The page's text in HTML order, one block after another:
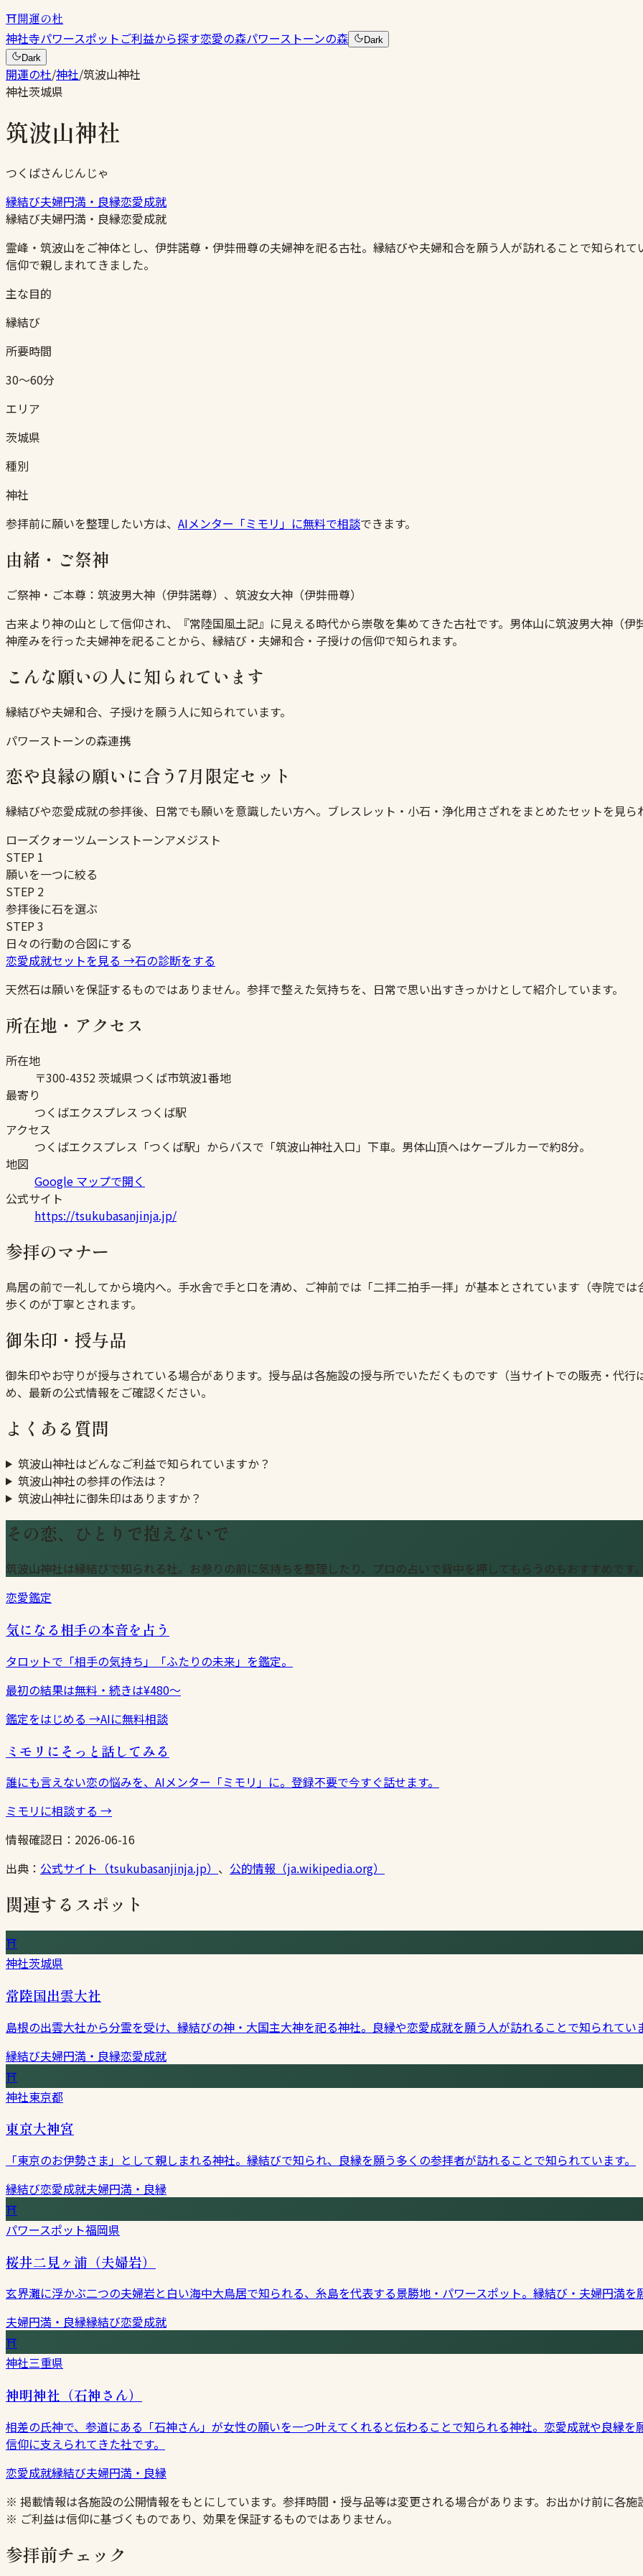
⛩開運の杜
神社寺パワースポットご利益から探す恋愛の森パワーストーンの森
Dark
Dark
開運の杜/神社/筑波山神社
神社茨城県
筑波山神社
つくばさんじんじゃ
縁結び夫婦円満・良縁恋愛成就
縁結び夫婦円満・良縁恋愛成就
霊峰・筑波山をご神体とし、伊弉諾尊・伊弉冊尊の夫婦神を祀る古社。縁結びや夫婦和合を願う人が訪れることで知られ
信仰で親しまれてきました。
主な目的
縁結び
所要時間
30〜60分
エリア
茨城県
種別
神社
参拝前に願いを整理したい方は、 AIメンター「ミモリ」に無料で相談できます。
由緒・ご祭神
ご祭神・ご本尊： 筑波男大神（伊弉諾尊）、筑波女大神（伊弉冊尊）
古来より神の山として信仰され、『常陸国風土記』に見える時代から崇敬を集めてきた古社です。男体山に筑波男大神（
神産みを行った夫婦神を祀ることから、縁結び・夫婦和合・子授けの信仰で知られます。
こんな願いの人に知られています
縁結びや夫婦和合、子授けを願う人に知られています。
パワーストーンの森連携
恋や良縁の願いに合う7月限定セット
縁結びや恋愛成就の参拝後、日常でも願いを意識したい方へ。ブレスレット・小石・浄化用さざれをまとめたセットを見ら
ローズクォーツムーンストーンアメジスト
STEP 1
願いを一つに絞る
STEP 2
参拝後に石を選ぶ
STEP3
日々の行動の合図にする
恋愛成就セットを見る →石の診断をする
天然石は願いを保証するものではありません。参拝で整えた気持ちを、日常で思い出すきっかけとして紹介しています。
所在地・アクセス
所在地
〒300-4352 茨城県つくば市筑波1番地
最寄り
つくばエクスプレス つくば駅
アクセス
つくばエクスプレス「つくば駅」からバスで「筑波山神社入口」下車。男体山頂へはケーブルカーで約8分。
地図
Google マップで開く
公式サイト
https://tsukubasanjinja.jp/
参拝のマナー
鳥居の前で一礼してから境内へ。手水舎で手と口を清め、ご神前では「二拝二拍手一拝」が基本とされています（寺院で
歩くのが丁寧とされます。
御朱印・授与品
御朱印やお守りが授与されている場合があります。授与品は各施設の授与所でいただくものです（当サイトでの販売・代
め、最新の公式情報をご確認ください。
よくある質問
筑波山神社はどんなご利益で知られていますか？
筑波山神社の参拝の作法は？
筑波山神社に御朱印はありますか？
その恋、ひとりで抱えないで
筑波山神社は縁結びで知られる社。お参りの前に気持ちを整理したり、プロの占いで背中を押してもらうのもおすすめです
恋愛鑑定
気になる相手の本音を占う
タロットで「相手の気持ち」「ふたりの未来」を鑑定。
最初の結果は無料・続きは¥480〜
鑑定をはじめる →AIに無料相談
ミモリにそっと話してみる
誰にも言えない恋の悩みを、AIメンター「ミモリ」に。登録不要で今すぐ話せます。
ミモリに相談する →
情報確認日： 2026-06-16
出典： 公式サイト（tsukubasanjinja.jp） 、 公的情報（ja.wikipedia.org）
関連するスポット
⛩
神社茨城県
常陸国出雲大社
島根の出雲大社から分霊を受け、縁結びの神・大国主大神を祀る神社。良縁や恋愛成就を願う人が訪れることで知られて
縁結び夫婦円満・良縁恋愛成就
⛩
神社東京都
東京大神宮
「東京のお伊勢さま」として親しまれる神社。縁結びで知られ、良縁を願う多くの参拝者が訪れることで知られています。
縁結び恋愛成就夫婦円満・良縁
⛩
パワースポット福岡県
桜井二見ヶ浦（夫婦岩）
玄界灘に浮かぶ二つの夫婦岩と白い海中大鳥居で知られる、糸島を代表する景勝地・パワースポット。縁結び・夫婦円満を
夫婦円満・良縁縁結び恋愛成就
⛩
神社三重県
神明神社（石神さん）
相差の氏神で、参道にある「石神さん」が女性の願いを一つ叶えてくれると伝わることで知られる神社。恋愛成就や良縁
信仰に支えられてきた社です。
恋愛成就縁結び夫婦円満・良縁
※ 掲載情報は各施設の公開情報をもとにしています。参拝時間・授与品等は変更される場合があります。お出かけ前に各
※ ご利益は信仰に基づくものであり、効果を保証するものではありません。
参拝前チェック